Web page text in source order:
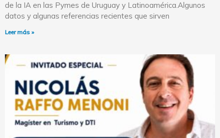
de la IA en las Pymes de Uruguay y Latinoamérica.Algunos
datos y algunas referencias recientes que sirven
Leer más »